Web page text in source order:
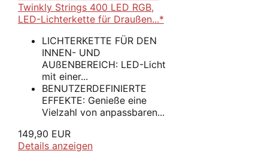
Twinkly Strings 400 LED RGB,
LED-Lichterkette für Draußen...*
LICHTERKETTE FÜR DEN
INNEN- UND
AUßENBEREICH: LED-Licht
mit einer...
BENUTZERDEFINIERTE
EFFEKTE: Genieße eine
Vielzahl von anpassbaren...
149,90 EUR
Details anzeigen